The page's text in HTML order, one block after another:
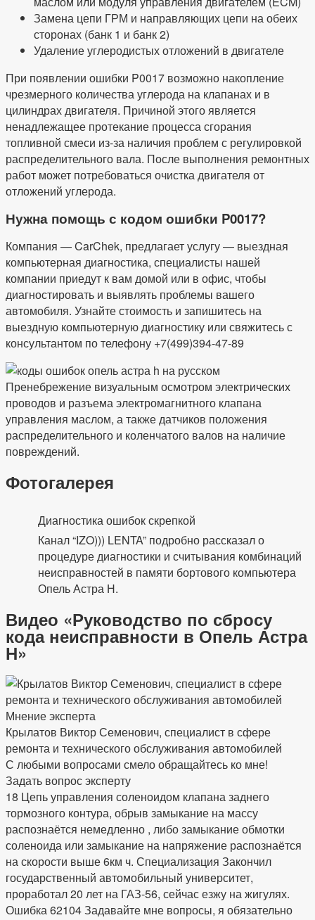
Замена цепи ГРМ и направляющих цепи на обеих
сторонах (банк 1 и банк 2)
Удаление углеродистых отложений в двигателе
При появлении ошибки P0017 возможно накопление
чрезмерного количества углерода на клапанах и в
цилиндрах двигателя. Причиной этого является
ненадлежащее протекание процесса сгорания
топливной смеси из-за наличия проблем с регулировкой
распределительного вала. После выполнения ремонтных
работ может потребоваться очистка двигателя от
отложений углерода.
Нужна помощь с кодом ошибки P0017?
Компания — CarChek, предлагает услугу — выездная
компьютерная диагностика, специалисты нашей
компании приедут к вам домой или в офис, чтобы
диагностировать и выявлять проблемы вашего
автомобиля. Узнайте стоимость и запишитесь на
выездную компьютерную диагностику или свяжитесь с
консультантом по телефону +7(499)394-47-89
Пренебрежение визуальным осмотром электрических
проводов и разъема электромагнитного клапана
управления маслом, а также датчиков положения
распределительного и коленчатого валов на наличие
повреждений.
Фотогалерея
Диагностика ошибок скрепкой
Канал “IZO))) LENTA” подробно рассказал о
процедуре диагностики и считывания комбинаций
неисправностей в памяти бортового компьютера
Опель Астра Н.
Видео «Руководство по сбросу
кода неисправности в Опель Астра
Н»
Мнение эксперта
Крылатов Виктор Семенович, специалист в сфере
ремонта и технического обслуживания автомобилей
С любыми вопросами смело обращайтесь ко мне!
Задать вопрос эксперту
18 Цепь управления соленоидом клапана заднего
тормозного контура, обрыв замыкание на массу
распознаётся немедленно , либо замыкание обмотки
соленоида или замыкание на напряжение распознаётся
на скорости выше 6км ч. Специализация Закончил
государственный автомобильный университет,
проработал 20 лет на ГАЗ-56, сейчас езжу на жигулях.
Ошибка 62104 Задавайте мне вопросы, я обязательно